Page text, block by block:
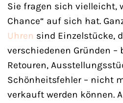
Sie fragen sich vielleicht,
Chance“ auf sich hat.
Uhren sind Einzelstücke,
verschiedenen Gründen –
Retouren,
Schönheitsfehler – nicht
verkauft werden können.